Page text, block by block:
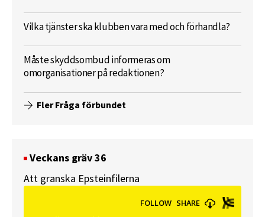
Vilka tjänster ska klubben vara med och förhandla?
Måste skyddsombud informeras om
omorganisationer på redaktionen?
Fler Fråga förbundet
Veckans gräv 36
Att granska Epsteinfilerna